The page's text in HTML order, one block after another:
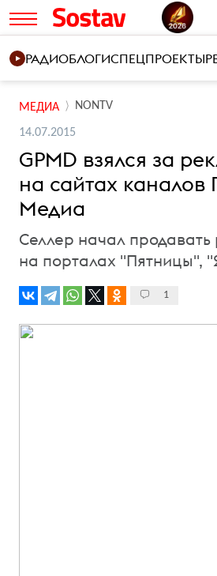
РАДИОБЛОГИСПЕЦПРОЕКТЫ
МЕДИА NONTV
14.07.2015
GPMD взялся за
на сайтах
Медиа
Селлер начал продавать
на порталах "Пятницы",
1